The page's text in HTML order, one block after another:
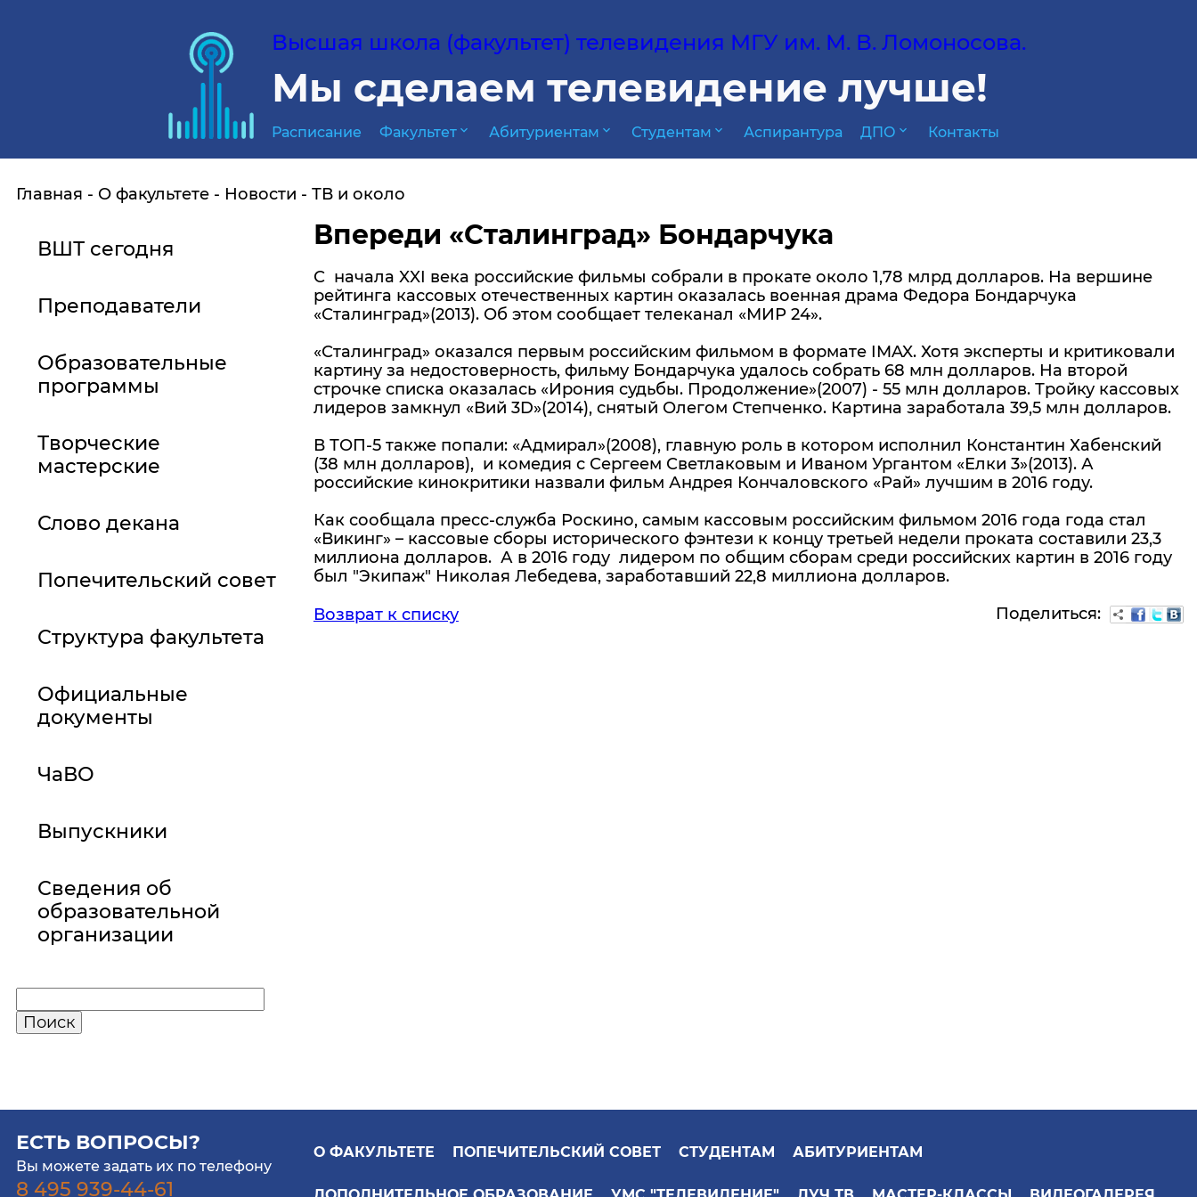
Высшая школа (факультет) телевидения МГУ им. М. В. Ломоносова.
Мы сделаем телевидение лучше!
Расписание Факультет expand_more Абитуриентам expand_more Студентам expand_more Аспирантура ДПО expand_more Контакты
Главная О факультете Новости ТВ и около
ВШТ сегодня
Преподаватели
Образовательные
программы
Творческие
мастерские
Слово декана
Попечительский совет
Структура факультета
Официальные
документы
ЧаВО
Выпускники
Сведения об
образовательной
организации
Впереди «Сталинград» Бондарчука
С начала XXI века российские фильмы собрали в прокате около 1,78 млрд долларов. На вершине
рейтинга кассовых отечественных картин оказалась военная драма Федора Бондарчука
«Сталинград»(2013). Об этом сообщает телеканал «МИР 24».
«Сталинград» оказался первым российским фильмом в формате IMAX. Хотя эксперты и критиковали
картину за недостоверность, фильму Бондарчука удалось собрать 68 млн долларов. На второй
строчке списка оказалась «Ирония судьбы. Продолжение»(2007) - 55 млн долларов. Тройку кассовых
лидеров замкнул «Вий 3D»(2014), снятый Олегом Степченко. Картина заработала 39,5 млн долларов.
В ТОП-5 также попали: «Адмирал»(2008), главную роль в котором исполнил Константин Хабенский
(38 млн долларов), и комедия с Сергеем Светлаковым и Иваном Ургантом «Елки 3»(2013). А
российские кинокритики назвали фильм Андрея Кончаловского «Рай» лучшим в 2016 году.
Как сообщала пресс-служба Роскино, самым кассовым российским фильмом 2016 года года стал
«Викинг» – кассовые сборы исторического фэнтези к концу третьей недели проката составили 23,3
миллиона долларов. А в 2016 году лидером по общим сборам среди российских картин в 2016 году
был "Экипаж" Николая Лебедева, заработавший 22,8 миллиона долларов.
Возврат к списку
Поделиться:
ЕСТЬ ВОПРОСЫ?
Вы можете задать их по телефону
8 495 939-44-61
О ФАКУЛЬТЕТЕ ПОПЕЧИТЕЛЬСКИЙ СОВЕТ СТУДЕНТАМ АБИТУРИЕНТАМ